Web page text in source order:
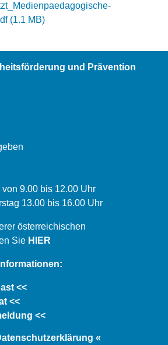
(1.1 MB)
und Prävention
9.00 bis 12.00 Uhr
13.00 bis 16.00 Uhr
österreichischen
Sie HIER
<<
<<
<<
«